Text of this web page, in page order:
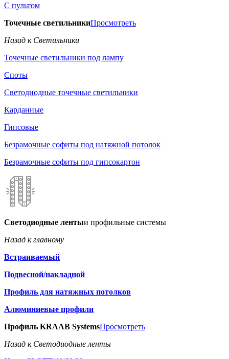
С пультом
Точечные светильникиПросмотреть
Назад к Светильники
Точечные светильники под лампу
Споты
Светодиодные точечные светильники
Карданные
Гипсовые
Безрамочные софиты под натяжной потолок
Безрамочные софиты под гипсокартон
Светодиодные лентыи профильные системы
Назад к главному
Встраиваемый
Подвесной/накладной
Профиль для натяжных потолков
Алюминиевые профили
Профиль KRAAB SystemsПросмотреть
Назад к Светодиодные ленты